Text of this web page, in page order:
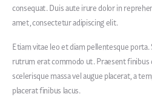
consequat. Duis aute irure dolor in
amet, consectetur adipiscing elit.
Etiam vitae leo et diam pellentesque
rutrum erat commodo ut. Praesent finibus
scelerisque massa vel augue placerat, a
placerat finibus lacus.